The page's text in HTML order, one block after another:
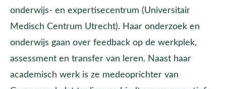
onderwijs- en expertisecentrum (Universitair
Medisch Centrum Utrecht). Haar onderzoek en
onderwijs gaan over feedback op de werkplek,
assessment en transfer van leren. Naast haar
academisch werk is ze medeoprichter van